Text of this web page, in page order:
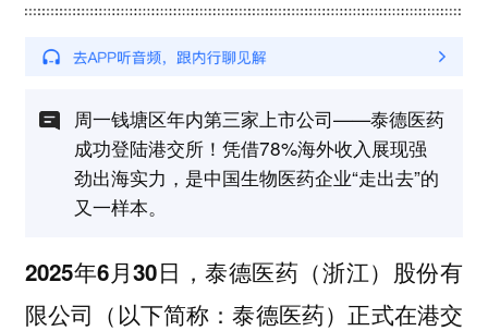
周一钱塘区年内第三家上市公司——泰德医药
成功登陆港交所！凭借78%海外收入展现强
劲出海实力，是中国生物医药企业“走出去”的
又一样本。
2025年6月30日，泰德医药（浙江）股份有
限公司（以下简称：泰德医药）正式在港交